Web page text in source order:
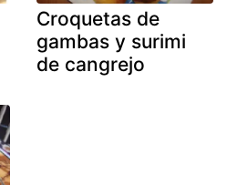
Croquetas de
gambas y surimi
de cangrejo